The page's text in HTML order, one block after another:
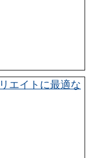
エイトに最適な